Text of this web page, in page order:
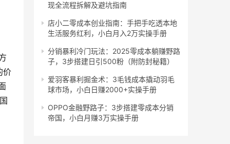
价
现全流程拆解及避坑指南
店小二零成本创业指南：手把手吃透本地
生活服务红利，小白月入2万实操手册
分销暴利冷门玩法：2025零成本躺赚野路
子，3步搭建日引500粉（附防封秘籍）
爱羽客暴利掘金术：3毛钱成本撬动羽毛
球市场，小白日赚2000+实操手册
OPPO金融野路子：3步搭建零成本分销
帝国，小白月赚3万实操手册